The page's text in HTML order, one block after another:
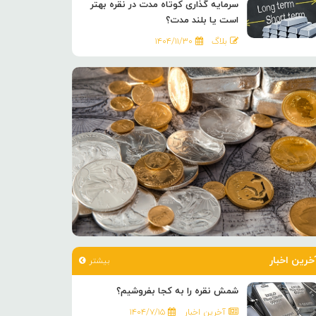
سرمایه گذاری کوتاه مدت در نقره بهتر
است یا بلند مدت؟
بلاگ ۱۴۰۴/۱۱/۳۰
اخبار بیشتر
شمش نقره را به کجا بفروشیم؟
آخرین اخبار ۱۴۰۴/۷/۱۵